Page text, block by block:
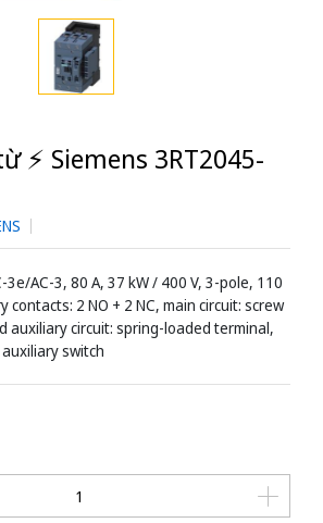
⚡️ Siemens 3RT2045-
3e/AC-3, 80 A, 37 kW / 400 V, 3-pole, 110
contacts: 2 NO + 2 NC, main circuit: screw
auxiliary circuit: spring-loaded terminal,
switch